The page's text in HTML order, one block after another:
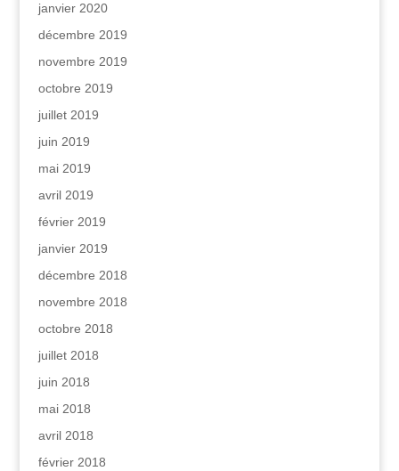
janvier 2020
décembre 2019
novembre 2019
octobre 2019
juillet 2019
juin 2019
mai 2019
avril 2019
février 2019
janvier 2019
décembre 2018
novembre 2018
octobre 2018
juillet 2018
juin 2018
mai 2018
avril 2018
février 2018